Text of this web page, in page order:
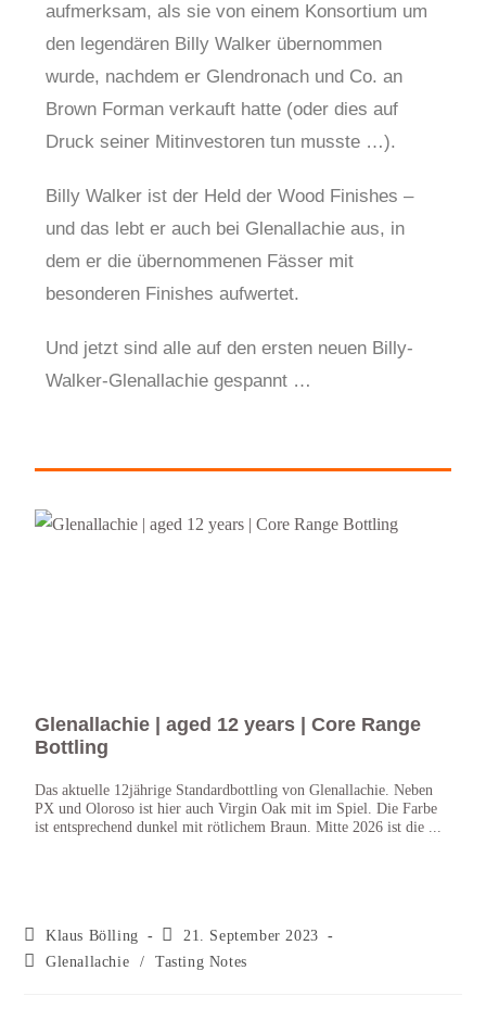
aufmerksam, als sie von einem Konsortium um
den legendären Billy Walker übernommen
wurde, nachdem er Glendronach und Co. an
Brown Forman verkauft hatte (oder dies auf
Druck seiner Mitinvestoren tun musste …).
Billy Walker ist der Held der Wood Finishes –
und das lebt er auch bei Glenallachie aus, in
dem er die übernommenen Fässer mit
besonderen Finishes aufwertet.
Und jetzt sind alle auf den ersten neuen Billy-
Walker-Glenallachie gespannt …
Glenallachie | aged 12 years | Core Range
Bottling
Das aktuelle 12jährige Standardbottling von Glenallachie. Neben
PX und Oloroso ist hier auch Virgin Oak mit im Spiel. Die Farbe
ist entsprechend dunkel mit rötlichem Braun. Mitte 2026 ist die ...
Klaus Bölling
21. September 2023
Glenallachie
/ Tasting Notes